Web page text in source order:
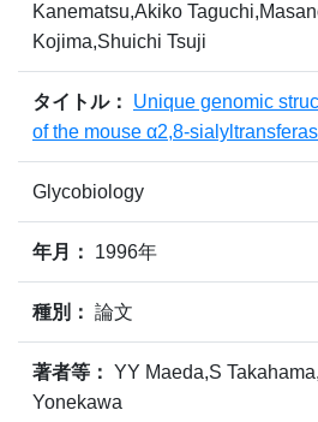
Kanematsu,Akiko
Kojima,Shuichi Tsuji
タイトル：
Unique genomic
of the mouse α2,8-
Glycobiology
年月： 1996年
種別： 論文
著者等： YY Maeda,S
Yonekawa